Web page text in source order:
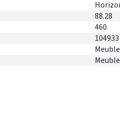
88.28
460
104933